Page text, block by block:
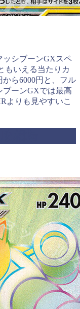
ッシブーンGXスペ
もいえる当たりカ
ら6000円と、フル
ブーンGXでは最高
よりも見やすいこ